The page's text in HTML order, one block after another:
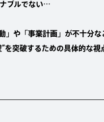
ブルでない…
」や「事業計画」が不十分な
”を突破するための具体的な視